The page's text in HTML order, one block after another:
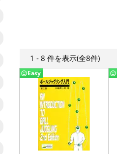
1 - 8 件を表示(全8件)
Easy